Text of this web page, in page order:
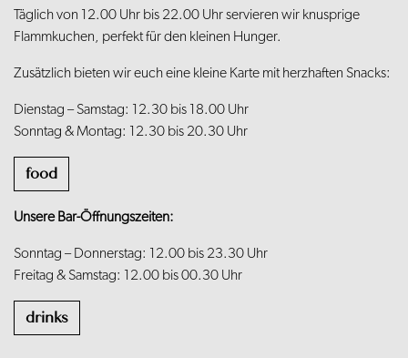
Täglich von 12.00 Uhr bis 22.00 Uhr servieren wir knusprige
Flammkuchen, perfekt für den kleinen Hunger.
Zusätzlich bieten wir euch eine kleine Karte mit herzhaften Snacks:
Dienstag – Samstag: 12.30 bis 18.00 Uhr
Sonntag & Montag: 12.30 bis 20.30 Uhr
food
Unsere Bar-Öffnungszeiten:
Sonntag – Donnerstag: 12.00 bis 23.30 Uhr
Freitag & Samstag: 12.00 bis 00.30 Uhr
drinks